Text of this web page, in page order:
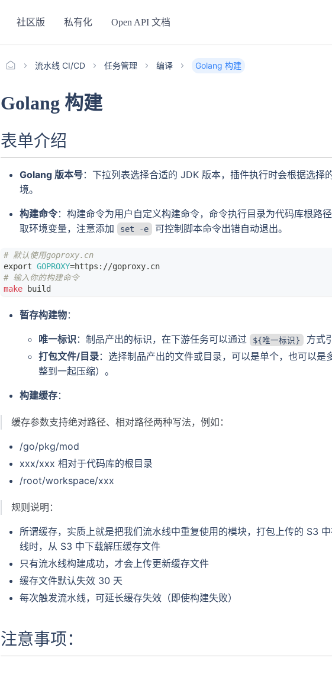
社区版 私有化 Open API 文档
流水线 CI/CD 任务管理 编译 Golang 构建
Golang 构建
表单介绍
Golang 版本号：下拉列表选择合适的 JDK 版本，插件执行时会根据选择
境。
构建命令：构建命令为用户自定义构建命令，命令执行目录为代码库根路
取环境变量，注意添加
set -e 可控制脚本命令出错自动退出。
# 默认使用goproxy.cn
export GOPROXY=https://goproxy.cn
# 输入你的构建命令
make build
暂存构建物：
唯一标识：制品产出的标识，在下游任务可以通过 ${唯一标识} 方式
打包文件/目录：选择制品产出的文件或目录，可以是单个，也可以是
整到一起压缩）。
构建缓存：
缓存参数支持绝对路径、相对路径两种写法，例如：
/go/pkg/mod
xxx/xxx 相对于代码库的根目录
/root/workspace/xxx
规则说明：
所谓缓存，实质上就是把我们流水线中重复使用的模块，打包上传的 S3
线时，从 S3 中下载解压缓存文件
只有流水线构建成功，才会上传更新缓存文件
缓存文件默认失效 30 天
每次触发流水线，可延长缓存失效（即使构建失败）
注意事项：